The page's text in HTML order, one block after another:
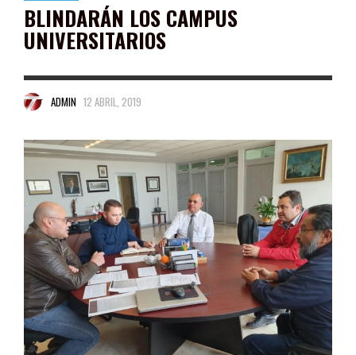
BLINDARÁN LOS CAMPUS
UNIVERSITARIOS
ADMIN 12 ABRIL, 2019